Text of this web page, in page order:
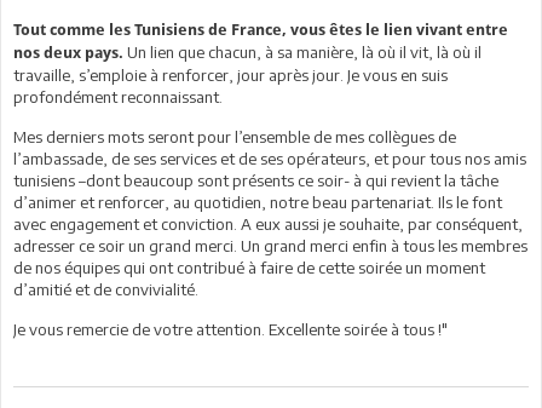
Tout comme les Tunisiens de France, vous êtes le lien vivant entre
nos deux pays. Un lien que chacun, à sa manière, là où il vit, là où il
travaille, s’emploie à renforcer, jour après jour. Je vous en suis
profondément reconnaissant.
Mes derniers mots seront pour l’ensemble de mes collègues de
l’ambassade, de ses services et de ses opérateurs, et pour tous nos amis
tunisiens –dont beaucoup sont présents ce soir- à qui revient la tâche
d’animer et renforcer, au quotidien, notre beau partenariat. Ils le font
avec engagement et conviction. A eux aussi je souhaite, par conséquent,
adresser ce soir un grand merci. Un grand merci enfin à tous les membres
de nos équipes qui ont contribué à faire de cette soirée un moment
d’amitié et de convivialité.
Je vous remercie de votre attention. Excellente soirée à tous !"